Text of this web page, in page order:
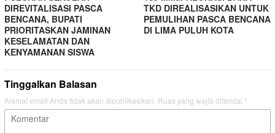
DIREVITALISASI PASCA
BENCANA, BUPATI
PRIORITASKAN JAMINAN
KESELAMATAN DAN
KENYAMANAN SISWA
TKD DIREALISASIKAN UNTUK
PEMULIHAN PASCA BENCANA
DI LIMA PULUH KOTA
Tinggalkan Balasan
Alamat email Anda tidak akan dipublikasikan. Ruas yang wajib ditandai *